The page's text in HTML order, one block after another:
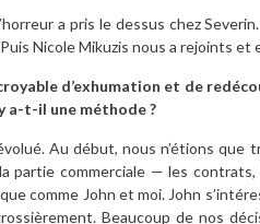
a pris le dessus chez
Nicole Mikuzis nous a rejoints
d’exhumation et de
a-t-il une méthode ?
Au début, nous n’étions que
partie commerciale — les
comme John et moi. John
Beaucoup de nos